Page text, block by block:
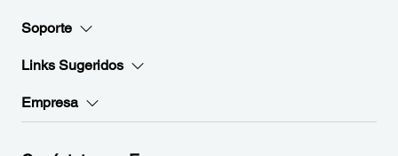
Soporte
Links Sugeridos
Empresa